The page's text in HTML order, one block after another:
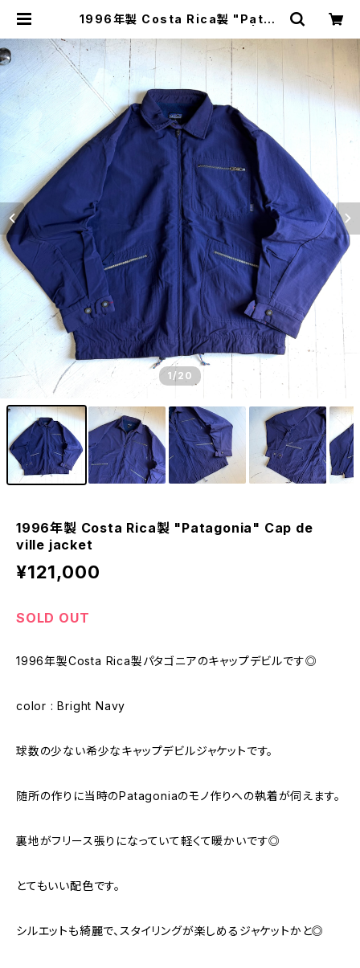
1996年製 Costa Rica製 "Patag
R DNAL
1/20
1996年製 Costa Rica製 "Patagonia" Cap de
ville jacket
¥121,000
SOLD OUT
1996年製Costa Rica製パタゴニアのキャップデビルです◎
color : Bright Navy
球数の少ない希少なキャップデビルジャケットです。
随所の作りに当時のPatagoniaのモノ作りへの執着が伺えます。
裏地がフリース張りになっていて軽くて暖かいです◎
とてもいい配色です。
シルエットも綺麗で、スタイリングが楽しめるジャケットかと◎